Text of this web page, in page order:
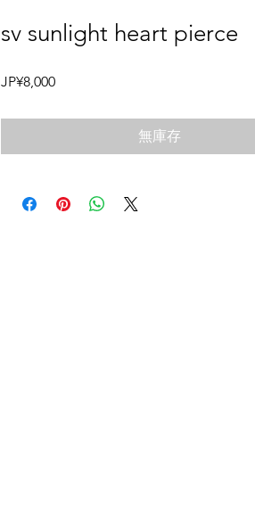
sv sunlight heart pierce
JP¥8,000價
無庫存